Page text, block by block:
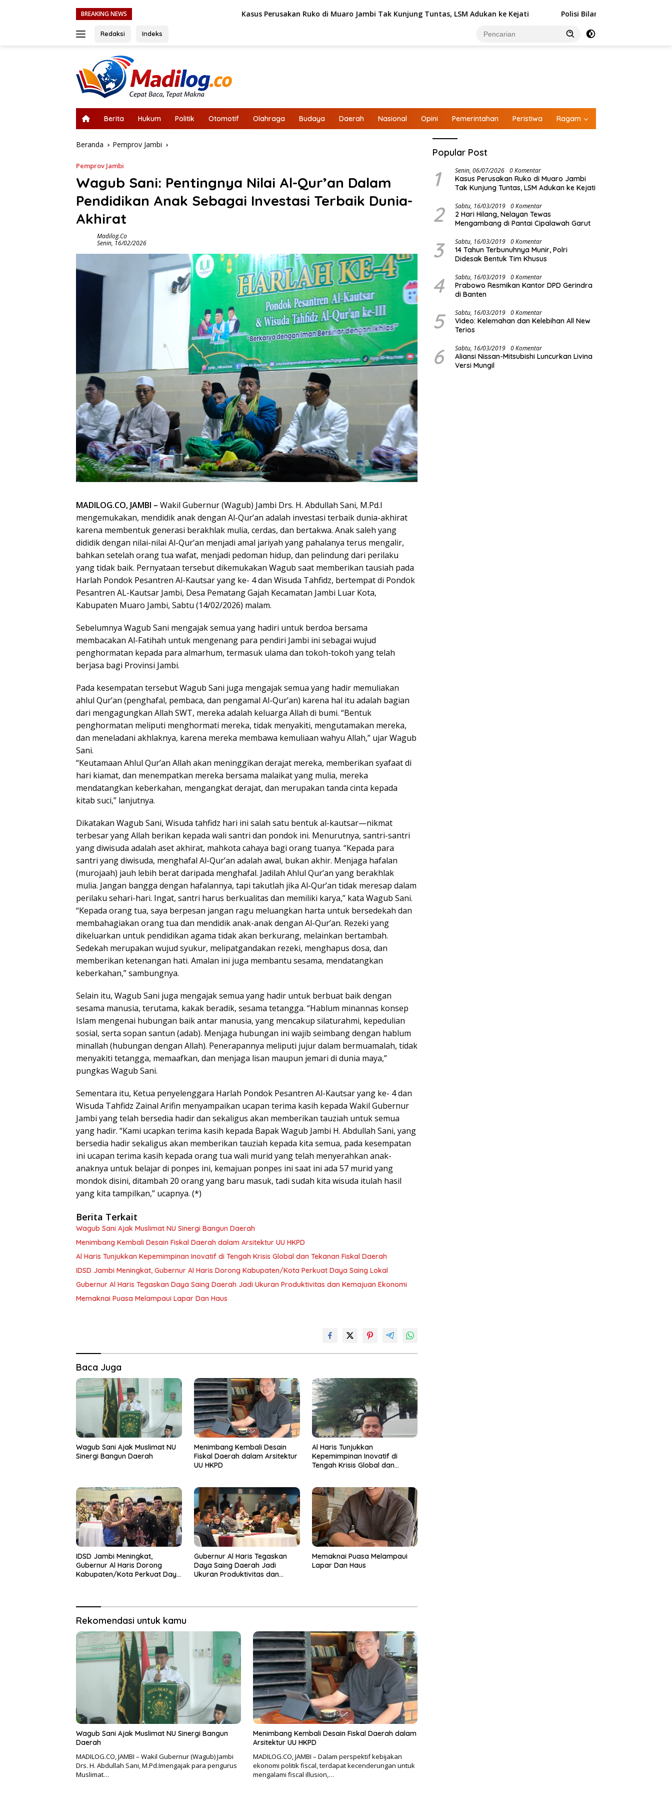
BREAKING NEWS Kasus Perusakan Ruko di Muaro Jambi Tak Kunjung Tuntas, LSM Adukan ke Kejati Polisi Bilang Unsur Pidana Terpenuhi, Kejari Sebut
Redaksi Indeks
Berita Hukum Politik Otomotif Olahraga Budaya Daerah Nasional Opini Pemerintahan Peristiwa Ragam
Beranda Pemprov Jambi
Pemprov Jambi
Wagub Sani: Pentingnya Nilai Al-Qur’an Dalam
Pendidikan Anak Sebagai Investasi Terbaik Dunia-
Akhirat
Madilog.co
Senin, 16/02/2026
MADILOG.CO, JAMBI – Wakil Gubernur (Wagub) Jambi Drs. H. Abdullah Sani, M.Pd.I
mengemukakan, mendidik anak dengan Al-Qur’an adalah investasi terbaik dunia-akhirat
karena membentuk generasi berakhlak mulia, cerdas, dan bertakwa. Anak saleh yang
dididik dengan nilai-nilai Al-Qur’an menjadi amal jariyah yang pahalanya terus mengalir,
bahkan setelah orang tua wafat, menjadi pedoman hidup, dan pelindung dari perilaku
yang tidak baik. Pernyataan tersebut dikemukakan Wagub saat memberikan tausiah pada
Harlah Pondok Pesantren Al-Kautsar yang ke- 4 dan Wisuda Tahfidz, bertempat di Pondok
Pesantren AL-Kautsar Jambi, Desa Pematang Gajah Kecamatan Jambi Luar Kota,
Kabupaten Muaro Jambi, Sabtu (14/02/2026) malam.
Sebelumnya Wagub Sani mengajak semua yang hadiri untuk berdoa bersama
membacakan Al-Fatihah untuk mengenang para pendiri Jambi ini sebagai wujud
penghormatan kepada para almarhum, termasuk ulama dan tokoh-tokoh yang telah
berjasa bagi Provinsi Jambi.
Pada kesempatan tersebut Wagub Sani juga mengajak semua yang hadir memuliakan
ahlul Qur’an (penghafal, pembaca, dan pengamal Al-Qur’an) karena hal itu adalah bagian
dari mengagungkan Allah SWT, mereka adalah keluarga Allah di bumi. “Bentuk
penghormatan meliputi menghormati mereka, tidak menyakiti, mengutamakan mereka,
dan meneladani akhlaknya, karena mereka membawa kemuliaan wahyu Allah,” ujar Wagub
Sani.
“Keutamaan Ahlul Qur’an Allah akan meninggikan derajat mereka, memberikan syafaat di
hari kiamat, dan menempatkan mereka bersama malaikat yang mulia, mereka
mendatangkan keberkahan, mengangkat derajat, dan merupakan tanda cinta kepada
kitab suci,” lanjutnya.
Dikatakan Wagub Sani, Wisuda tahfidz hari ini salah satu bentuk al-kautsar—nikmat
terbesar yang Allah berikan kepada wali santri dan pondok ini. Menurutnya, santri-santri
yang diwisuda adalah aset akhirat, mahkota cahaya bagi orang tuanya. “Kepada para
santri yang diwisuda, menghafal Al-Qur’an adalah awal, bukan akhir. Menjaga hafalan
(murojaah) jauh lebih berat daripada menghafal. Jadilah Ahlul Qur’an yang berakhlak
mulia. Jangan bangga dengan hafalannya, tapi takutlah jika Al-Qur’an tidak meresap dalam
perilaku sehari-hari. Ingat, santri harus berkualitas dan memiliki karya,” kata Wagub Sani.
“Kepada orang tua, saya berpesan jangan ragu meluangkan harta untuk bersedekah dan
membahagiakan orang tua dan mendidik anak-anak dengan Al-Qur’an. Rezeki yang
dikeluarkan untuk pendidikan agama tidak akan berkurang, melainkan bertambah.
Sedekah merupakan wujud syukur, melipatgandakan rezeki, menghapus dosa, dan
memberikan ketenangan hati. Amalan ini juga membantu sesama, mendatangkan
keberkahan,” sambungnya.
Selain itu, Wagub Sani juga mengajak semua yang hadir untuk berbuat baik dengan
sesama manusia, terutama, kakak beradik, sesama tetangga. “Hablum minannas konsep
Islam mengenai hubungan baik antar manusia, yang mencakup silaturahmi, kepedulian
sosial, serta sopan santun (adab). Menjaga hubungan ini wajib seimbang dengan hablum
minallah (hubungan dengan Allah). Penerapannya meliputi jujur dalam bermuamalah, tidak
menyakiti tetangga, memaafkan, dan menjaga lisan maupun jemari di dunia maya,”
pungkas Wagub Sani.
Sementara itu, Ketua penyelenggara Harlah Pondok Pesantren Al-Kautsar yang ke- 4 dan
Wisuda Tahfidz Zainal Arifin menyampaikan ucapan terima kasih kepada Wakil Gubernur
Jambi yang telah bersedia hadir dan sekaligus akan memberikan tauziah untuk semua
yang hadir. “Kami ucapkan terima kasih kepada Bapak Wagub Jambi H. Abdullah Sani, yang
bersedia hadir sekaligus akan memberikan tauziah kepada kita semua, pada kesempatan
ini ucapan terima kasih kepada orang tua wali murid yang telah menyerahkan anak-
anaknya untuk belajar di ponpes ini, kemajuan ponpes ini saat ini ada 57 murid yang
mondok disini, ditambah 20 orang yang baru masuk, tadi sudah kita wisuda itulah hasil
yang kita tampilkan,” ucapnya. (*)
Berita Terkait
Wagub Sani Ajak Muslimat NU Sinergi Bangun Daerah
Menimbang Kembali Desain Fiskal Daerah dalam Arsitektur UU HKPD
Al Haris Tunjukkan Kepemimpinan Inovatif di Tengah Krisis Global dan Tekanan Fiskal Daerah
IDSD Jambi Meningkat, Gubernur Al Haris Dorong Kabupaten/Kota Perkuat Daya Saing Lokal
Gubernur Al Haris Tegaskan Daya Saing Daerah Jadi Ukuran Produktivitas dan Kemajuan Ekonomi
Memaknai Puasa Melampaui Lapar Dan Haus
Baca Juga
Wagub Sani Ajak Muslimat NU
Sinergi Bangun Daerah
Menimbang Kembali Desain
Fiskal Daerah dalam Arsitektur
UU HKPD
Al Haris Tunjukkan
Kepemimpinan Inovatif di
Tengah Krisis Global dan
IDSD Jambi Meningkat,
Gubernur Al Haris Dorong
Kabupaten/Kota Perkuat Daya
Gubernur Al Haris Tegaskan
Daya Saing Daerah Jadi
Ukuran Produktivitas dan
Memaknai Puasa Melampaui
Lapar Dan Haus
Rekomendasi untuk kamu
Wagub Sani Ajak Muslimat NU Sinergi Bangun
Daerah
MADILOG.CO, JAMBI – Wakil Gubernur (Wagub) Jambi
Drs. H. Abdullah Sani, M.Pd.Imengajak para pengurus
Muslimat…
Menimbang Kembali Desain Fiskal Daerah dalam
Arsitektur UU HKPD
MADILOG.CO, JAMBI – Dalam perspektif kebijakan
ekonomi politik fiscal, terdapat kecenderungan untuk
mengalami fiscal illusion,…
Popular Post
1 Senin, 06/07/2026 0 Komentar
Kasus Perusakan Ruko di Muaro Jambi
Tak Kunjung Tuntas, LSM Adukan ke Kejati
2 Sabtu, 16/03/2019 0 Komentar
2 Hari Hilang, Nelayan Tewas
Mengambang di Pantai Cipalawah Garut
3 Sabtu, 16/03/2019 0 Komentar
14 Tahun Terbunuhnya Munir, Polri
Didesak Bentuk Tim Khusus
4 Sabtu, 16/03/2019 0 Komentar
Prabowo Resmikan Kantor DPD Gerindra
di Banten
5 Sabtu, 16/03/2019 0 Komentar
Video: Kelemahan dan Kelebihan All New
Terios
6 Sabtu, 16/03/2019 0 Komentar
Aliansi Nissan-Mitsubishi Luncurkan Livina
Versi Mungil